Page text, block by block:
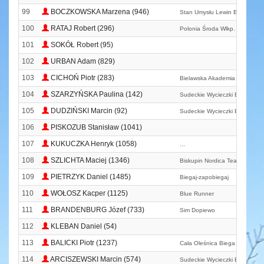
99
BOCZKOWSKA Marzena (946) Stan Umysłu Lewin Biega
100 RATAJ Robert (296) Polonia Środa Wlkp.
101
SOKÓŁ Robert (95)
102
URBAN Adam (829)
103
CICHOŃ Piotr (283) Bielawska Akademia Biegania
104 SZARZYŃSKA Paulina (142) Sudeckie Wycieczki Biegowe
105 DUDZIŃSKI Marcin (92) Sudeckie Wycieczki Biegowe
106
PISKOZUB Stanisław (1041)
107
KUKUCZKA Henryk (1058)
108 SZLICHTA Maciej (1346) Biskupin Nordica Team
109 PIETRZYK Daniel (1485) Biegaj-zapobiegaj
110 WOŁOSZ Kacper (1125) Blue Runner
111 BRANDENBURG Józef (733) Sim Dopiewo
112
KLEBAN Daniel (54)
113
BALICKI Piotr (1237) Cała Oleśnica Biega
114 ARCISZEWSKI Marcin (574) Sudeckie Wycieczki Biegowe